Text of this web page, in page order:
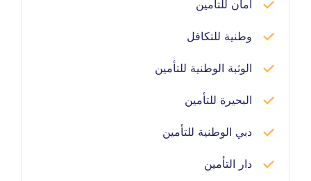
أمان للتأمين
وطنية للتكافل
الوثبة الوطنية للتأمين
البحيرة للتأمين
دبي الوطنية للتأمين
دار التأمين